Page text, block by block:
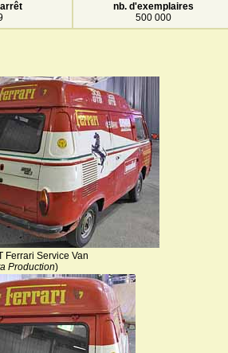
nb. d'exemplaires
500 000
Ferrari Service Van
Production)